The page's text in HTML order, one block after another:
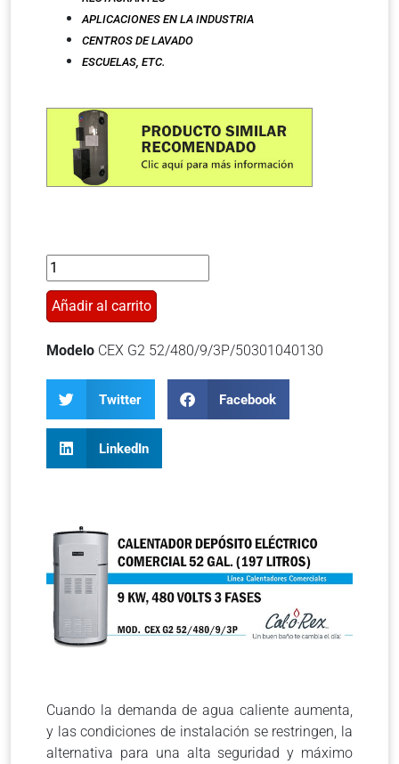
APLICACIONES EN LA INDUSTRIA
CENTROS DE LAVADO
ESCUELAS, ETC.
Añadir al carrito
Modelo CEX G2 52/480/9/3P/50301040130
Twitter Facebook
LinkedIn
Cuando la demanda de agua caliente aumenta,
y las condiciones de instalación se restringen, la
alternativa para una alta seguridad y máximo